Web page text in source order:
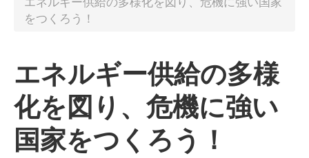
お問い合わせ
をつくろう！
エネルギー供給の多様
化を図り、危機に強い
国家をつくろう！